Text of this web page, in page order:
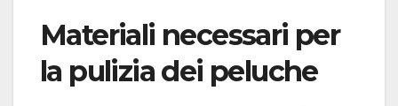
Materiali necessari per
la pulizia dei peluche